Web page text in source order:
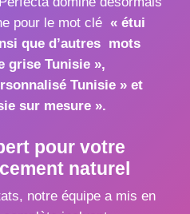
pour le mot clé« étui
que d’autres mots
grise Tunisie »,
Tunisie » et
sur mesure ».
pour votre
naturel
notre équipe a mis en